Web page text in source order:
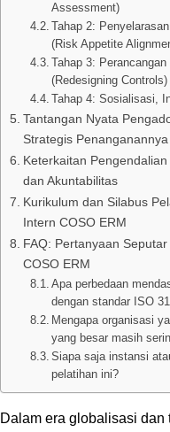
Assessment)
Tahap 2:
(Risk Appetite
Tahap 3:
(Redesigning Controls)
Tahap 4: Sosialisasi,
Tantangan Nyata
Strategis Penanganannya
Keterkaitan
dan Akuntabilitas
Kurikulum dan Silabus
Intern COSO ERM
FAQ: Pertanyaan
COSO ERM
Apa perbedaan
dengan standar ISO
Mengapa organisasi
yang besar masih
Siapa saja instansi
pelatihan ini?
Dalam era globalisasi